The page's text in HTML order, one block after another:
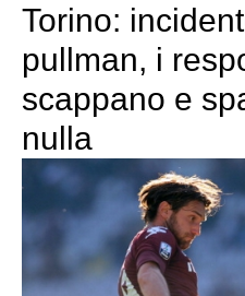
Torino:
pullman, i
scappano e
nulla